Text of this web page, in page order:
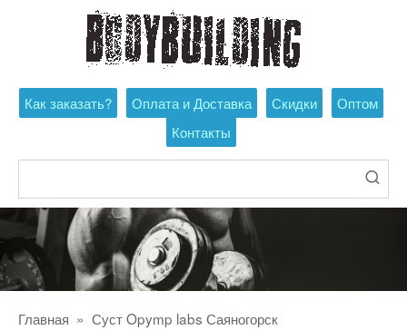
Как заказать? Оплата и Доставка Скидки
Оптом
Контакты
Главная » Суст Opymp labs Саяногорск